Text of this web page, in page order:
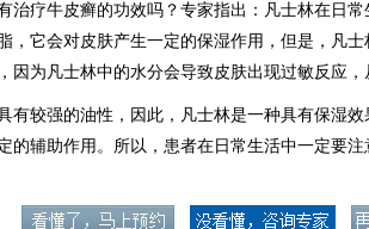
治疗牛皮癣的功效吗？专家指出：凡士林在日
，它会对皮肤产生一定的保湿作用，但是，凡
因为凡士林中的水分会导致皮肤出现过敏反应，
有较强的油性，因此，凡士林是一种具有保湿
的辅助作用。所以，患者在日常生活中一定要